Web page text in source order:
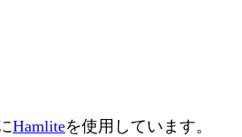
Hamliteを使用しています。